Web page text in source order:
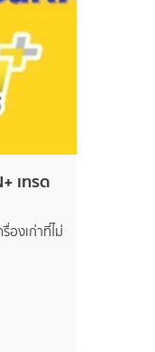
เทรด
องเก่าที่ไม่